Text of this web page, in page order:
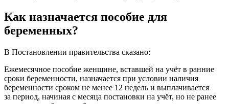
Как назначается пособие для
беременных?
В Постановлении правительства сказано:
Ежемесячное пособие женщине, вставшей на учёт в ранние
сроки беременности, назначается при условии наличия
беременности сроком не менее 12 недель и выплачивается
за период, начиная с месяца постановки на учёт, но не ранее